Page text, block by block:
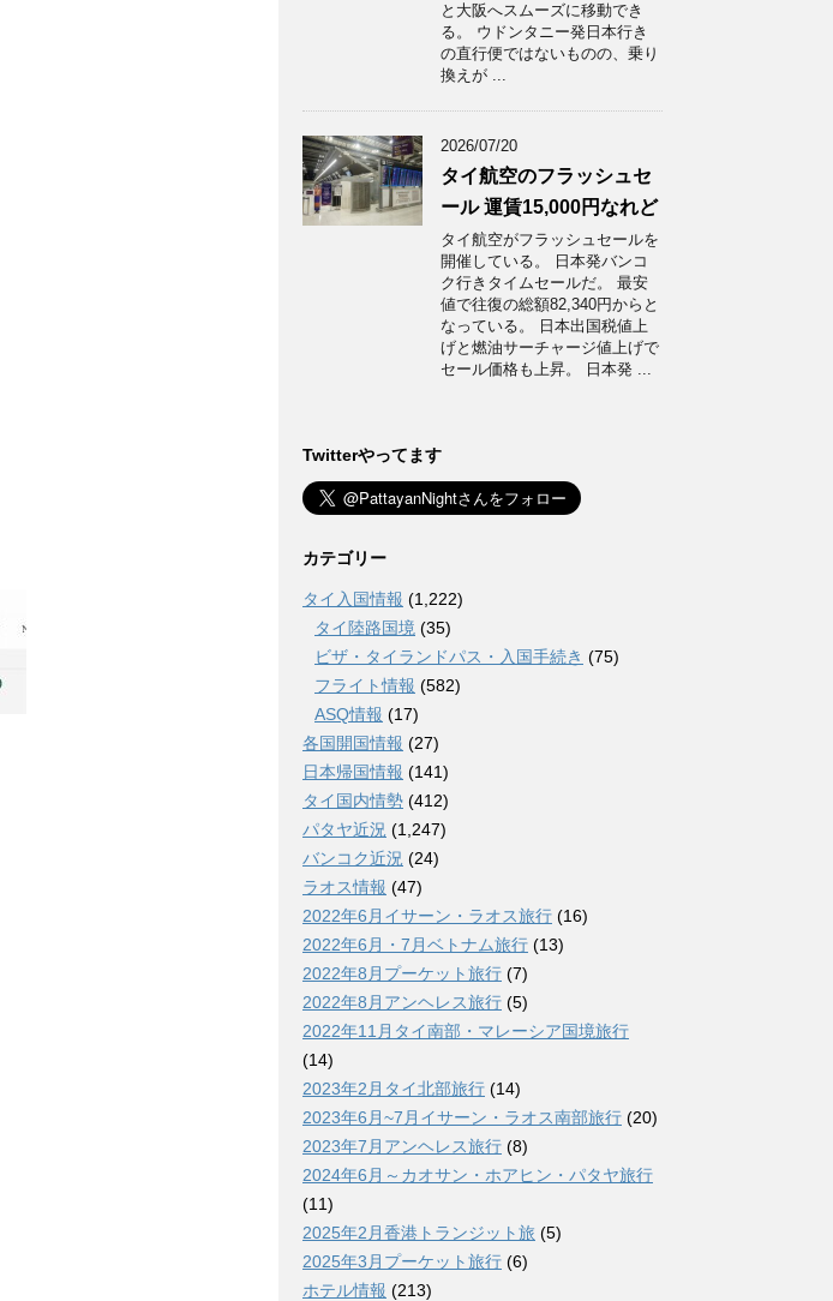
と大阪へスムーズに移動でき
る。 ウドンタニー発日本行き
の直行便ではないものの、乗り
換えが ...
2026/07/20
タイ航空のフラッシュセ
ール 運賃15,000円なれど
タイ航空がフラッシュセールを
開催している。 日本発バンコ
ク行きタイムセールだ。 最安
値で往復の総額82,340円からと
なっている。 日本出国税値上
げと燃油サーチャージ値上げで
セール価格も上昇。 日本発 ...
Twitterやってます
カテゴリー
タイ入国情報 (1,222)
タイ陸路国境 (35)
ビザ・タイランドパス・入国手続き (75)
フライト情報 (582)
ASQ情報 (17)
各国開国情報 (27)
日本帰国情報 (141)
タイ国内情勢 (412)
パタヤ近況 (1,247)
バンコク近況 (24)
ラオス情報 (47)
2022年6月イサーン・ラオス旅行 (16)
2022年6月・7月ベトナム旅行 (13)
2022年8月プーケット旅行 (7)
2022年8月アンヘレス旅行 (5)
2022年11月タイ南部・マレーシア国境旅行
(14)
2023年2月タイ北部旅行 (14)
2023年6月~7月イサーン・ラオス南部旅行 (20)
2023年7月アンヘレス旅行 (8)
2024年6月～カオサン・ホアヒン・パタヤ旅行
(11)
2025年2月香港トランジット旅 (5)
2025年3月プーケット旅行 (6)
ホテル情報 (213)